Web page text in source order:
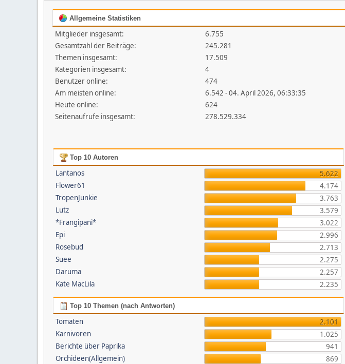
Allgemeine Statistiken
Mitglieder insgesamt:
6.755
Gesamtzahl der Beiträge:
245.281
Themen insgesamt:
17.509
Kategorien insgesamt:
4
Benutzer online:
474
Am meisten online:
6.542 - 04. April 2026, 06:33:35
Heute online:
624
Seitenaufrufe insgesamt:
278.529.334
Top 10 Autoren
Lantanos
5.622
Flower61
4.174
TropenJunkie
3.763
Lutz
3.579
*Frangipani*
3.022
Epi
2.996
Rosebud
2.713
Suee
2.275
Daruma
2.257
Kate MacLila
2.235
Top 10 Themen (nach Antworten)
Tomaten
2.101
Karnivoren
1.025
Berichte über Paprika
941
Orchideen(Allgemein)
869